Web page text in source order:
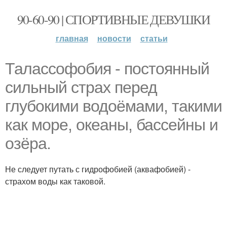
90-60-90 | СПОРТИВНЫЕ ДЕВУШКИ
главная новости статьи
Талассофобия - постоянный
сильный страх перед
глубокими водоёмами, такими
как море, океаны, бассейны и
озёра.
Не следует путать с гидрофобией (аквафобией) -
страхом воды как таковой.